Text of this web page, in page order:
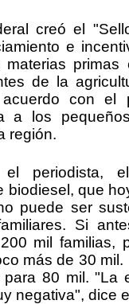
creó el
e
de la
con el
a los
región.
periodista,
biodiesel, que
puede ser
Si
mil familias,
más de 30
80 mil. "La
negativa", dice